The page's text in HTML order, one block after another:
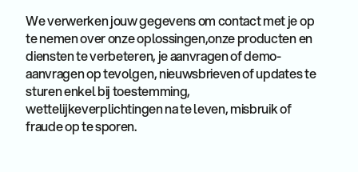
We verwerken jouw gegevens om contact met je op
te nemen over onze oplossingen,onze producten en
diensten te verbeteren, je aanvragen of demo-
aanvragen op tevolgen, nieuwsbrieven of updates te
sturen enkel bij toestemming,
wettelijkeverplichtingen na te leven, misbruik of
fraude op te sporen.